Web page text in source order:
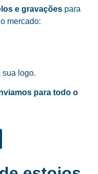
e gravações para
mercado:
sua logo.
para todo o